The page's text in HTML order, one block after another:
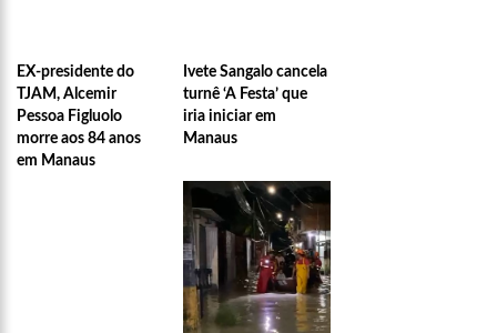
EX-presidente do
TJAM, Alcemir
Pessoa Figluolo
morre aos 84 anos
em Manaus
Ivete Sangalo cancela
turnê ‘A Festa’ que
iria iniciar em
Manaus